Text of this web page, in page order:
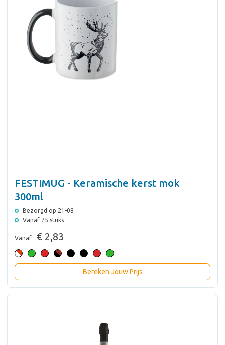
FESTIMUG - Keramische kerst mok
300ml
Bezorgd op 21-08
Vanaf 75 stuks
Vanaf € 2,83
Bereken Jouw Prijs